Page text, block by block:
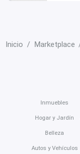
Inicio Marketplace
Inmuebles
Hogar y Jardín
Belleza
Autos y Vehículos